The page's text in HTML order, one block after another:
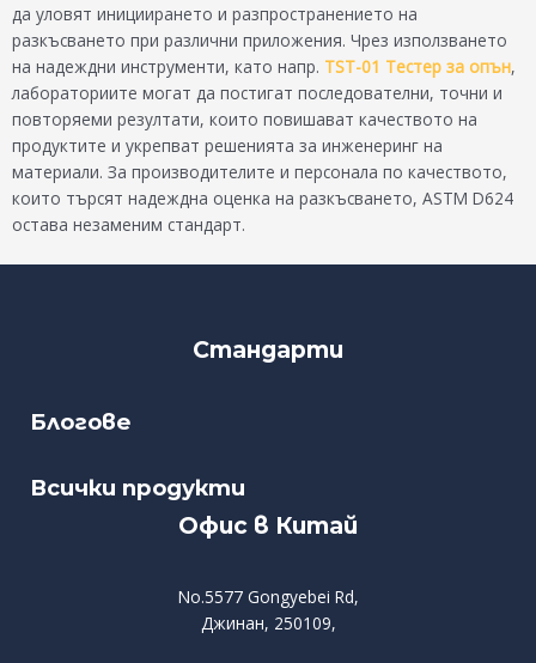
да уловят инициирането и разпространението на
разкъсването при различни приложения. Чрез използването
на надеждни инструменти, като напр. TST-01 Тестер за опън,
лабораториите могат да постигат последователни, точни и
повторяеми резултати, които повишават качеството на
продуктите и укрепват решенията за инженеринг на
материали. За производителите и персонала по качеството,
които търсят надеждна оценка на разкъсването, ASTM D624
остава незаменим стандарт.
Стандарти
Блогове
Всички продукти
Офис в Китай
No.5577 Gongyebei Rd,
Джинан, 250109,